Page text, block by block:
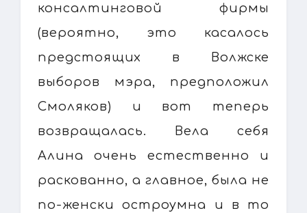
консалтинговой фирмы
(вероятно, это касалось
предстоящих в Волжске
выборов мэра, предположил
Смоляков) и вот теперь
возвращалась. Вела себя
Алина очень естественно и
раскованно, а главное, была не
по-женски остроумна и в то